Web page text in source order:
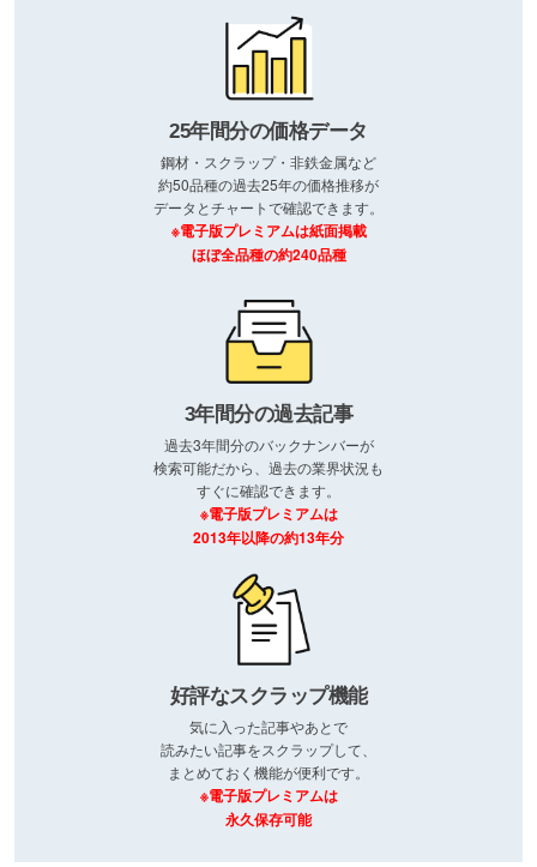
25年間分の価格データ
鋼材・スクラップ・非鉄金属など
約50品種の過去25年の価格推移が
データとチャートで確認できます。
※電子版プレミアムは紙面掲載
ほぼ全品種の約240品種
3年間分の過去記事
過去3年間分のバックナンバーが
検索可能だから、過去の業界状況も
すぐに確認できます。
※電子版プレミアムは
2013年以降の約13年分
好評なスクラップ機能
気に入った記事やあとで
読みたい記事をスクラップして、
まとめておく機能が便利です。
※電子版プレミアムは
永久保存可能